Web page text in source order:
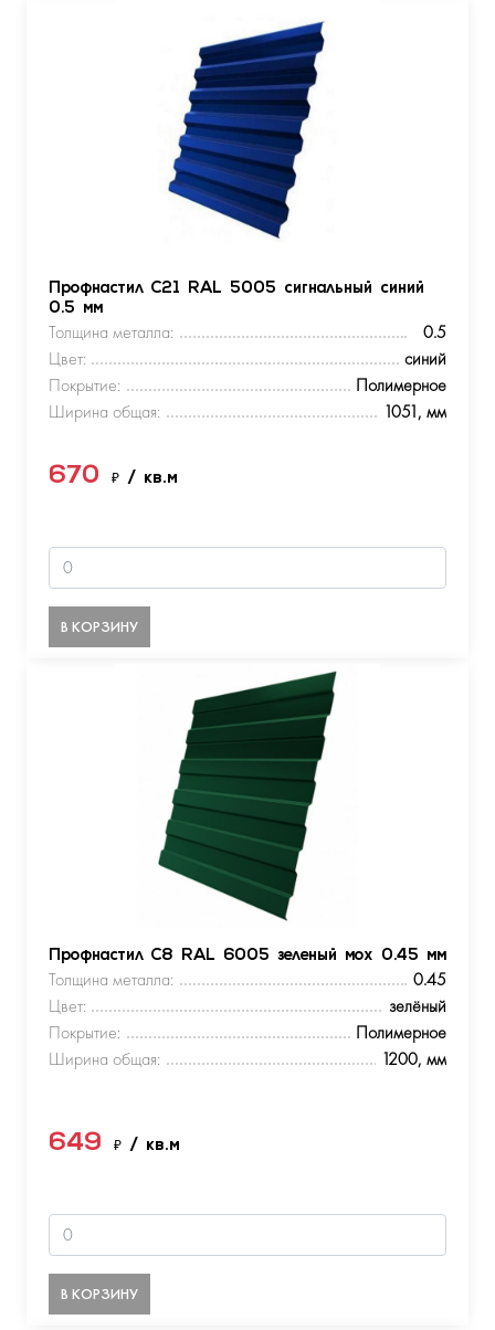
Профнастил С21 RAL 5005 сигнальный синий
0.5 мм
Толщина металла:
0.5
Цвет:
синий
Покрытие:
Полимерное
Ширина общая:
1051, мм
670 ₽ / кв.м
В КОРЗИНУ
Профнастил С8 RAL 6005 зеленый мох 0.45 мм
Толщина металла:
0.45
Цвет:
зелёный
Покрытие:
Полимерное
Ширина общая:
1200, мм
649 ₽ / кв.м
В КОРЗИНУ